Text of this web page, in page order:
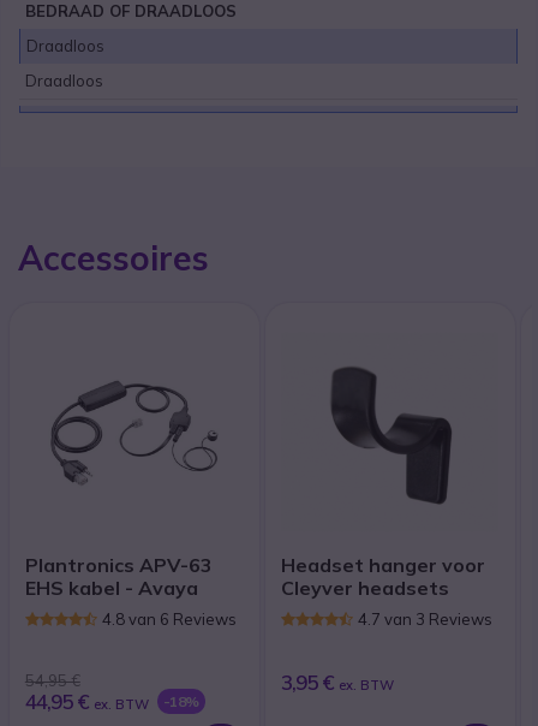
BEDRAAD OF DRAADLOOS
Draadloos
Draadloos
Accessoires
Plantronics APV-63
EHS kabel - Avaya
4.8 van 6 Reviews
54,95 €
44,95 € ex. BTW -18%
Headset hanger voor
Cleyver headsets
4.7 van 3 Reviews
3,95 € ex. BTW